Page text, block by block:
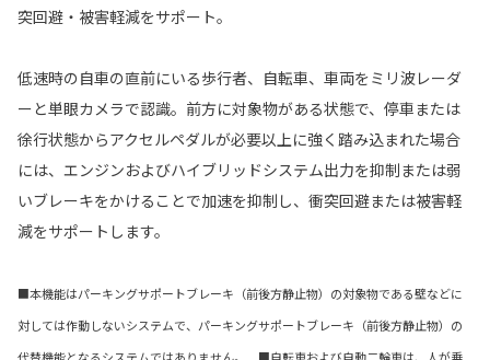
突回避・被害軽減をサポート。
低速時の自車の直前にいる歩行者、自転車、車両をミリ波レーダ
ーと単眼カメラで認識。前方に対象物がある状態で、停車または
徐行状態からアクセルペダルが必要以上に強く踏み込まれた場合
には、エンジンおよびハイブリッドシステム出力を抑制または弱
いブレーキをかけることで加速を抑制し、衝突回避または被害軽
減をサポートします。
■本機能はパーキングサポートブレーキ（前後方静止物）の対象物である壁などに
対しては作動しないシステムで、パーキングサポートブレーキ（前後方静止物）の